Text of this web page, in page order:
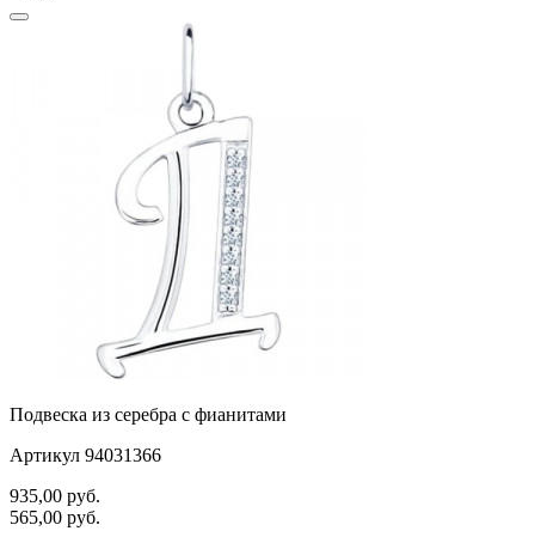
Подвеска из серебра с фианитами
Артикул 94031366
935,00 руб.
565,00 руб.